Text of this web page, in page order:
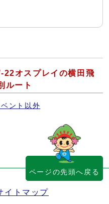
22オスプレイの横田飛
ルート
ント以外
イトマップ
ページの先頭へ戻る